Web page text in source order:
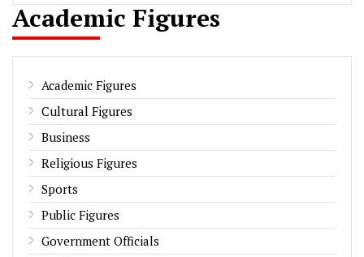
Academic Figures
Academic Figures
Cultural Figures
Business
Religious Figures
Sports
Public Figures
Government Officials